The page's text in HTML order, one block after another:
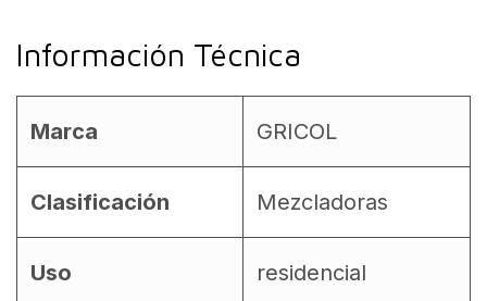
Información Técnica
Marca GRICOL
Clasificación Mezcladoras
Uso residencial